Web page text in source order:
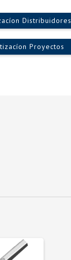
Distribuidores
Proyectos